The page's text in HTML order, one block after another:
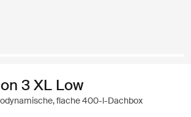
3 XL Low
flache 400-l-Dachbox